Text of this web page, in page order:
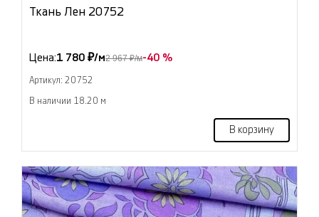
Ткань Лен 20752
Цена:1 780 ₽/м2 967 ₽/м-40 %
Артикул: 20752
В наличии 18.20 м
В корзину